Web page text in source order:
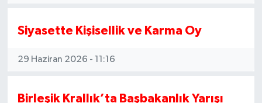
Siyasette Kişisellik ve Karma Oy
29 Haziran 2026 - 11:16
Birleşik Krallık’ta Başbakanlık Yarışı